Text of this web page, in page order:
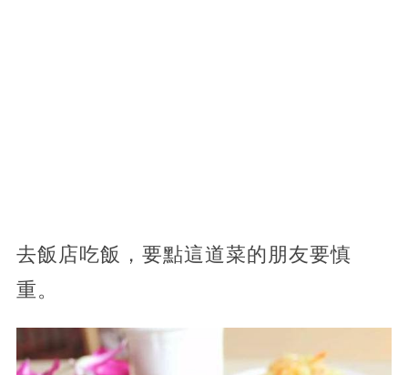
去飯店吃飯，要點這道菜的朋友要慎
重。